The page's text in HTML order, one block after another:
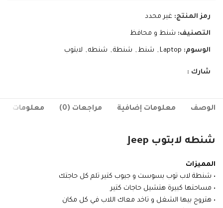
رمز المنتج: غير محدد
التصنيف: شنط و محافظ
الوسوم: Laptop
, شنط , شنطة , شنطه , لابتوب
شارك :
الوصف معلومات إضافية مراجعات (0) معلومات
شنطه لابتوب Jeep
المميزات
• شنطة لاب توب بسوست و جيوب كتير تلم كل حاجتك
• مساحتها كبيرة هتشيل حاجات كتير
• هتروح بيها الشغل و تاخد معاك اللاب في كل مكان